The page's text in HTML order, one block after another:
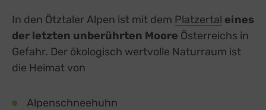
In den Ötztaler Alpen ist mit dem Platzertal eines
der letzten unberührten Moore Österreichs in
Gefahr. Der ökologisch wertvolle Naturraum ist
die Heimat von
Alpenschneehuhn